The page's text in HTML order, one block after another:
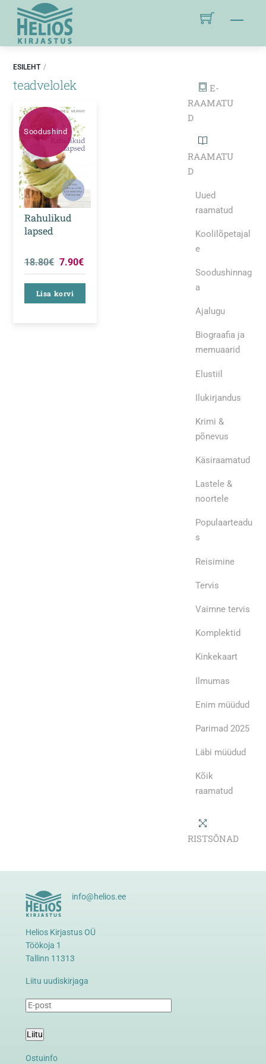
ESILEHT
teadvelolek
Soodushind
Rahulikud
lapsed
18.80€ 7.90€
Lisa korvi
E-
RAAMATU
D
RAAMATU
D
Uued
raamatud
Koolilõpetajal
e
Soodushinnag
a
Ajalugu
Biograafia ja
memuaarid
Elustiil
Ilukirjandus
Krimi &
põnevus
Käsiraamatud
Lastele &
noortele
Populaarteadu
s
Reisimine
Tervis
Vaimne tervis
Komplektid
Kinkekaart
Ilmumas
Enim müüdud
Parimad 2025
Läbi müüdud
Kõik
raamatud
RISTSÕNAD
info@helios.ee
Helios Kirjastus OÜ
Töökoja 1
Tallinn 11313
Liitu uudiskirjaga
Liitu
Ostuinfo